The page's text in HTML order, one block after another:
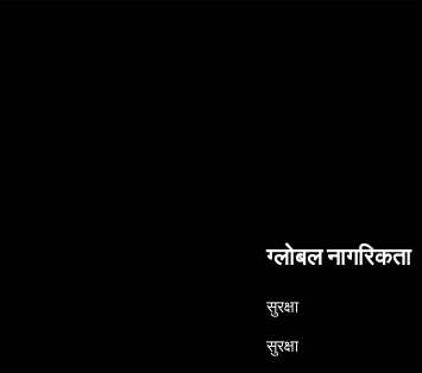
ग्लोबल नागरिकता
सुरक्षा
सुरक्षा